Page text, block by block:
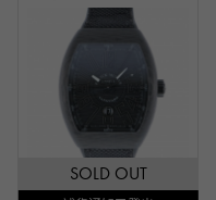
SOLD OUT